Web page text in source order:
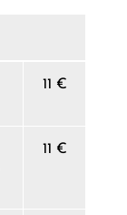
11 €
11 €